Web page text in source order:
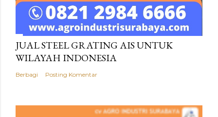
JUAL STEEL GRATING AIS UNTUK
WILAYAH INDONESIA
Berbagi Posting Komentar